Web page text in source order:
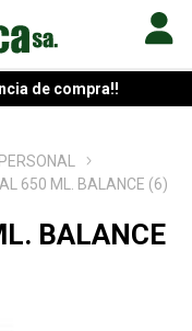
de compra!!
650 ML. BALANCE (6)
BALANCE